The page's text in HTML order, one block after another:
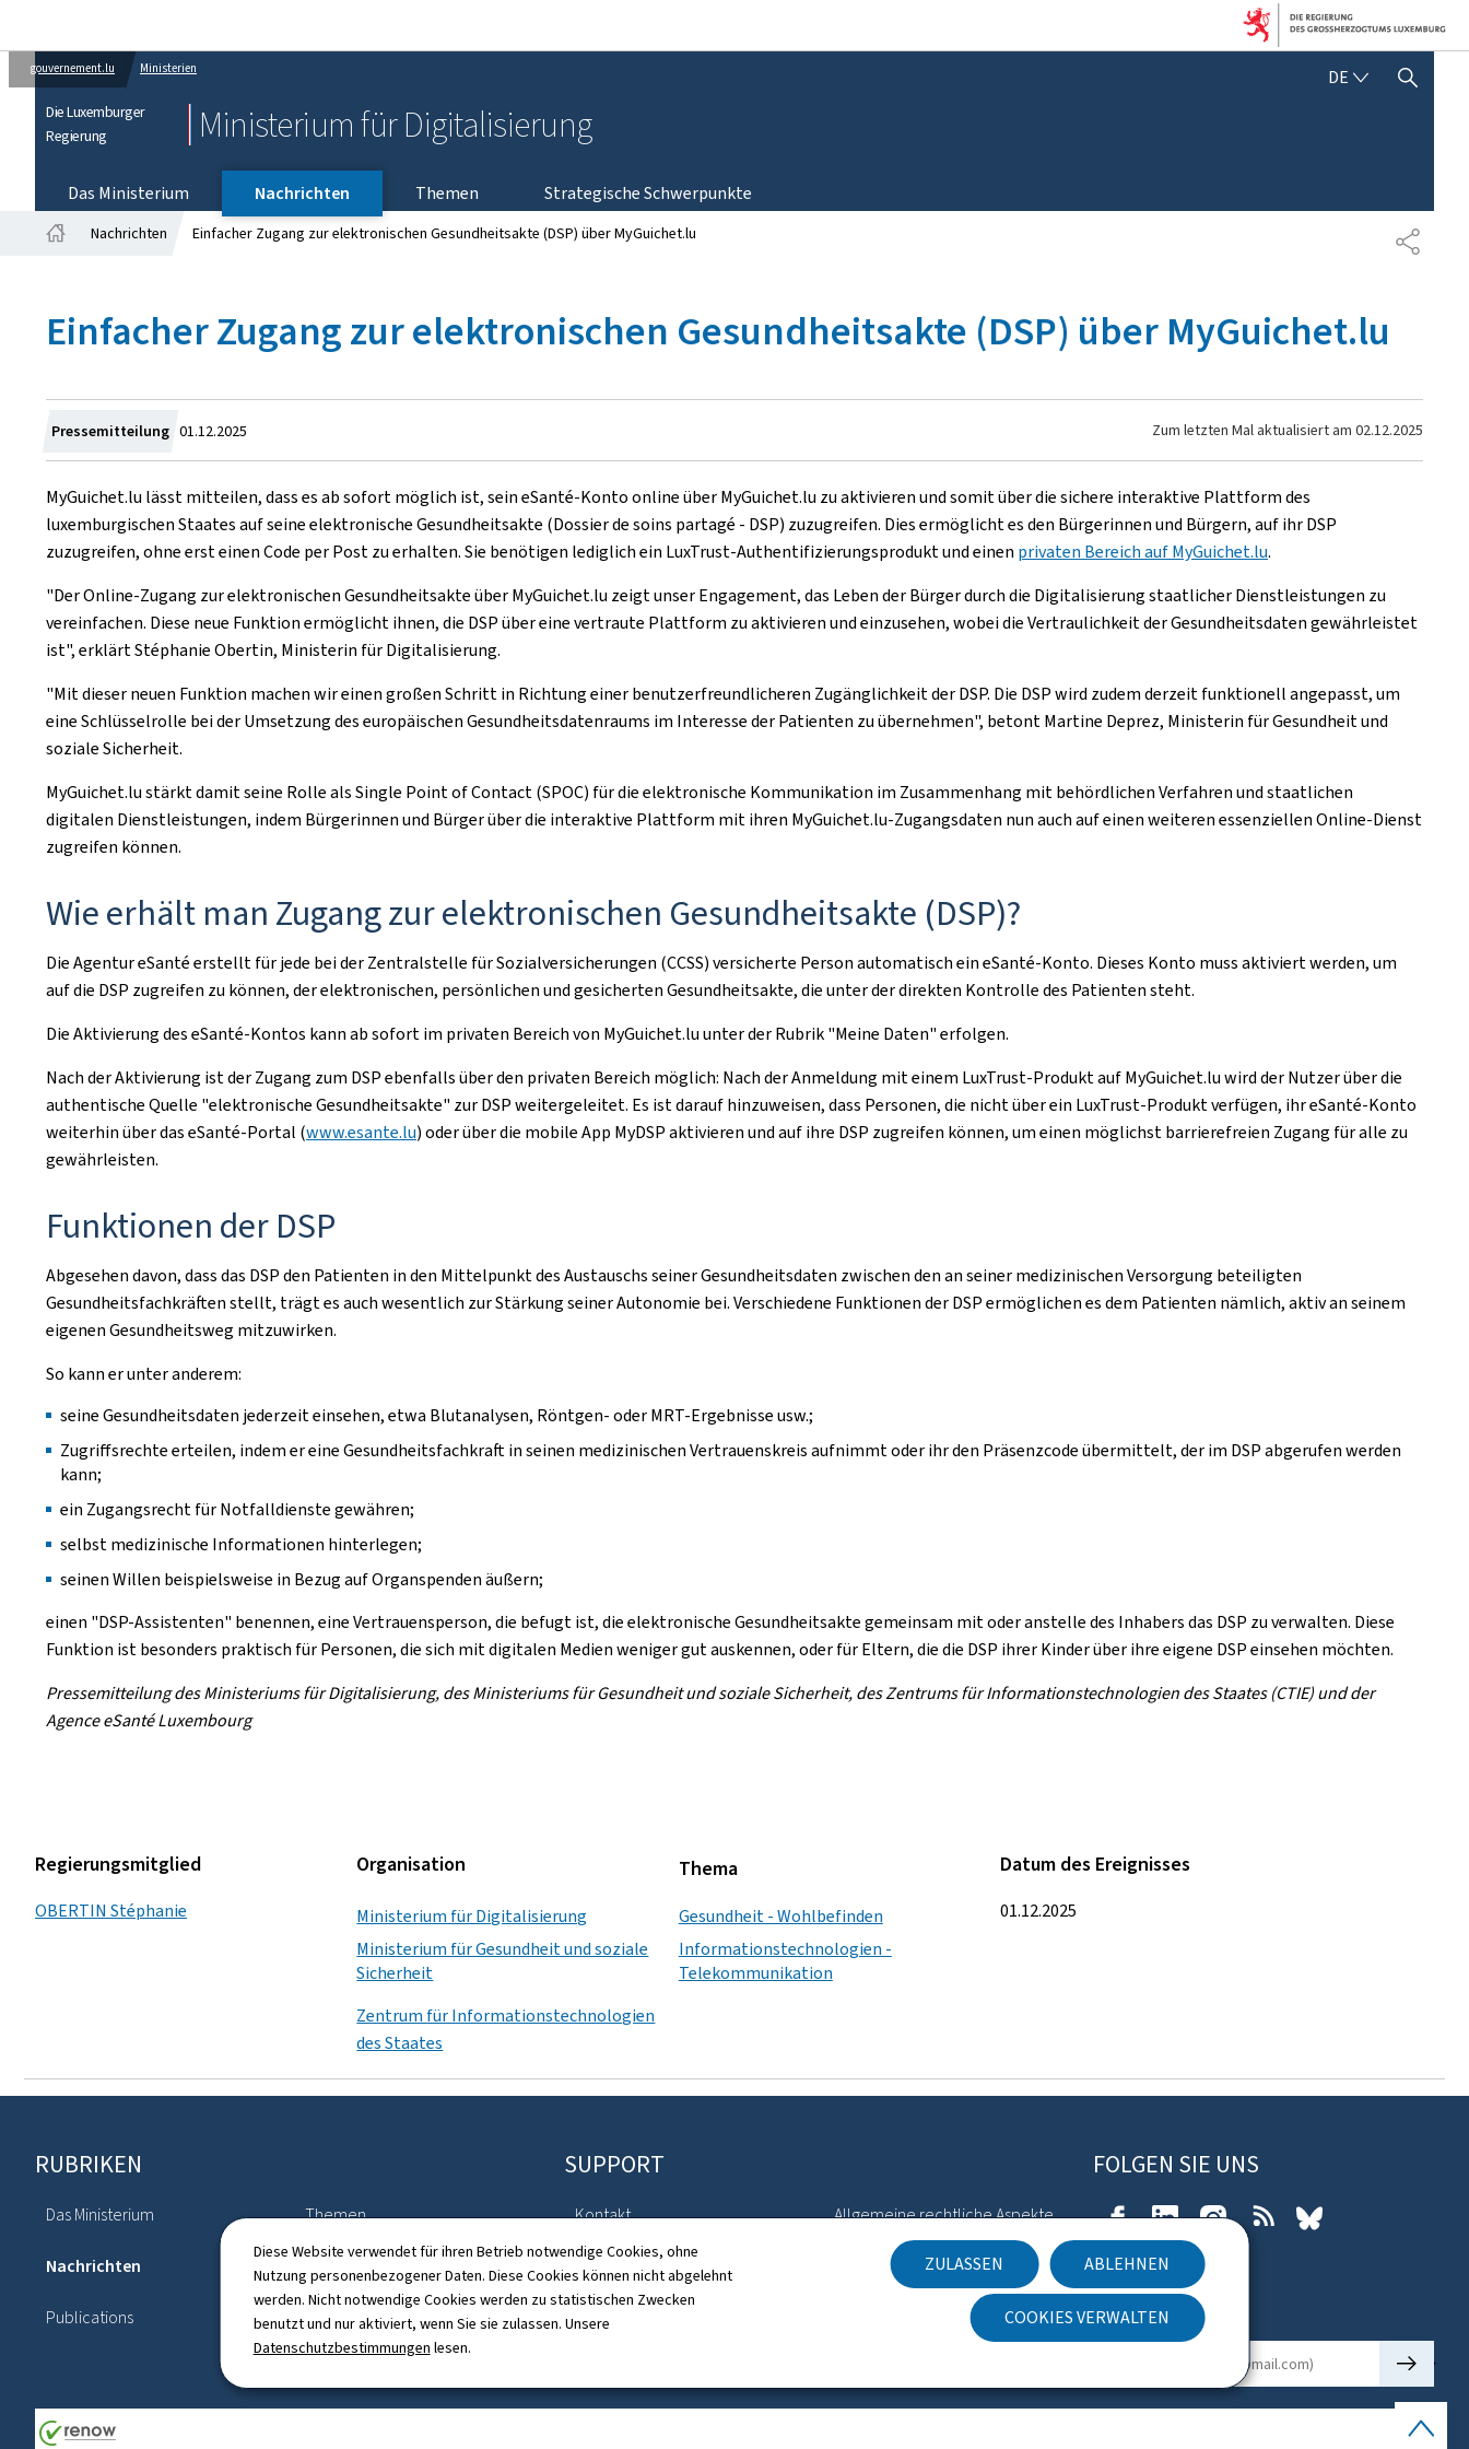
Diese Website verwendet für ihren Betrieb notwendige Cookies, ohne
Nutzung personenbezogener Daten. Diese Cookies können nicht abgelehnt
werden. Nicht notwendige Cookies werden zu statistischen Zwecken
benutzt und nur aktiviert, wenn Sie sie zulassen. Unsere
Datenschutzbestimmungen lesen.
ZULASSEN ABLEHNEN
COOKIES VERWALTEN
gouvernement.lu Ministerien
Die Luxemburger
Regierung
Ministerium für Digitalisierung
DE DEUTSCH
SUCHFLED ANZEIGEN /
Das Ministerium Nachrichten Themen
Strategische Schwerpunkte
TEILEN
Nachrichten Einfacher Zugang zur elektronischen Gesundheitsakte (DSP) über MyGuichet.lu
Einfacher Zugang zur elektronischen Gesundheitsakte (DSP) über MyGuichet.lu
Pressemitteilung Zum
01.12.2025 Zum letzten Mal aktualisiert am 02.12.2025
MyGuichet.lu lässt mitteilen, dass es ab sofort möglich ist, sein eSanté-Konto online über MyGuichet.lu zu aktivieren und somit über die sichere interaktive Plattform des
luxemburgischen Staates auf seine elektronische Gesundheitsakte (Dossier de soins partagé - DSP) zuzugreifen. Dies ermöglicht es den Bürgerinnen und Bürgern, auf ihr DSP
zuzugreifen, ohne erst einen Code per Post zu erhalten. Sie benötigen lediglich ein LuxTrust-Authentifizierungsprodukt und einen privaten Bereich auf MyGuichet.lu.
"Der Online-Zugang zur elektronischen Gesundheitsakte über MyGuichet.lu zeigt unser Engagement, das Leben der Bürger durch die Digitalisierung staatlicher Dienstleistungen zu
vereinfachen. Diese neue Funktion ermöglicht ihnen, die DSP über eine vertraute Plattform zu aktivieren und einzusehen, wobei die Vertraulichkeit der Gesundheitsdaten gewährleistet
ist", erklärt Stéphanie Obertin, Ministerin für Digitalisierung.
"Mit dieser neuen Funktion machen wir einen großen Schritt in Richtung einer benutzerfreundlicheren Zugänglichkeit der DSP. Die DSP wird zudem derzeit funktionell angepasst, um
eine Schlüsselrolle bei der Umsetzung des europäischen Gesundheitsdatenraums im Interesse der Patienten zu übernehmen", betont Martine Deprez, Ministerin für Gesundheit und
soziale Sicherheit.
MyGuichet.lu stärkt damit seine Rolle alsSingle Point of Contact(SPOC) für die elektronische Kommunikation im Zusammenhang mit behördlichen Verfahren und staatlichen
digitalen Dienstleistungen, indem Bürgerinnen und Bürger über die interaktive Plattform mit ihren MyGuichet.lu-Zugangsdaten nun auch auf einen weiteren essenziellen Online-Dienst
zugreifen können.
Wie erhält man Zugang zur elektronischen Gesundheitsakte (DSP)?
Die Agentur eSanté erstellt für jede bei der Zentralstelle für Sozialversicherungen (CCSS) versicherte Person automatisch ein eSanté-Konto. Dieses Konto muss aktiviert werden, um
auf die DSP zugreifen zu können, der elektronischen, persönlichen und gesicherten Gesundheitsakte, die unter der direkten Kontrolle des Patienten steht.
Die Aktivierung des eSanté-Kontos kann ab sofort im privaten Bereich von MyGuichet.lu unter der Rubrik "Meine Daten" erfolgen.
Nach der Aktivierung ist der Zugang zum DSP ebenfalls über den privaten Bereich möglich: Nach der Anmeldung mit einem LuxTrust-Produkt auf MyGuichet.lu wird der Nutzer über die
authentische Quelle "elektronische Gesundheitsakte" zur DSP weitergeleitet. Es ist darauf hinzuweisen, dass Personen, die nicht über ein LuxTrust-Produkt verfügen, ihr eSanté-Konto
weiterhin über das eSanté-Portal (www.esante.lu) oder über die mobile App MyDSP aktivieren und auf ihre DSP zugreifen können, um einen möglichst barrierefreien Zugang für alle zu
gewährleisten.
Funktionen der DSP
Abgesehen davon, dass das DSP den Patienten in den Mittelpunkt des Austauschs seiner Gesundheitsdaten zwischen den an seiner medizinischen Versorgung beteiligten
Gesundheitsfachkräften stellt, trägt es auch wesentlich zur Stärkung seiner Autonomie bei. Verschiedene Funktionen der DSP ermöglichen es dem Patienten nämlich, aktiv an seinem
eigenen Gesundheitsweg mitzuwirken.
So kann er unter anderem:
seine Gesundheitsdaten jederzeit einsehen, etwa Blutanalysen, Röntgen- oder MRT-Ergebnisse usw.;
Zugriffsrechte erteilen, indem er eine Gesundheitsfachkraft in seinen medizinischen Vertrauenskreis aufnimmt oder ihr den Präsenzcode übermittelt, der im DSP abgerufen werden
kann;
ein Zugangsrecht für Notfalldienste gewähren;
selbst medizinische Informationen hinterlegen;
seinen Willen beispielsweise in Bezug auf Organspenden äußern;
einen "DSP-Assistenten" benennen, eine Vertrauensperson, die befugt ist, die elektronische Gesundheitsakte gemeinsam mit oder anstelle des Inhabers das DSP zu verwalten. Diese
Funktion ist besonders praktisch für Personen, die sich mit digitalen Medien weniger gut auskennen, oder für Eltern, die die DSP ihrer Kinder über ihre eigene DSP einsehen möchten.
Pressemitteilung des Ministeriums für Digitalisierung, des Ministeriums für Gesundheit und soziale Sicherheit, des Zentrums für Informationstechnologien des Staates (CTIE) und der
Agence eSanté Luxembourg
Regierungsmitglied
OBERTIN Stéphanie
Organisation
Ministerium für Digitalisierung
Ministerium für Gesundheit und soziale
Sicherheit
Zentrum für Informationstechnologien
des Staates
Thema
Gesundheit - Wohlbefinden
Informationstechnologien -
Telekommunikation
Datum des Ereignisses
01.12.2025
Footer
RUBRIKEN
Das Ministerium
Nachrichten
Publications
Themen
Verzeichnis
Strategische Schwerpunkte
SUPPORT
Kontakt
Sitemap
Informationen zur Webseite
Allgemeine rechtliche Aspekte
Barrierefreiheit
Verwaltung der Cookies
FOLGEN SIE UNS
FacebookLinkedInInstagramRSS
Newsletter
🡒